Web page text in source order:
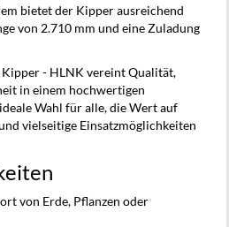
bietet der Kipper ausreichend
von 2.710 mm und eine Zuladung
- HLNK vereint Qualität,
in einem hochwertigen
Wahl für alle, die Wert auf
vielseitige Einsatzmöglichkeiten
von Erde, Pflanzen oder